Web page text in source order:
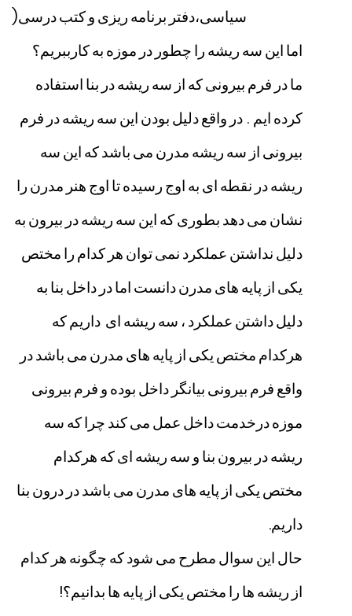
سیاسی،دفتر برنامهریزیوکتبدرسی)
امااینسهریشهراچطور در موزهبهکارببریم؟
مادر فرمبیرونیکهاز سهریشهدر بنااستفاده
کردهایم . در واقعدلیلبودناینسهریشهدر فرم
بیرونیاز سهریشهمدرنمیباشدکهاینسه
ریشهدر نقطهایبهاوجرسیدهتااوجهنر مدرنرا
نشانمیدهدبطوریکهاینسهریشهدر بیرونبه
دلیلنداشتنعملکردنمیتوانهر کدامرامختص
یکیاز پایههایمدرندانستامادر داخلبنابه
دلیلداشتنعملکرد، سهریشهای داریمکه
هرکداممختصیکیاز پایههایمدرنمیباشددر
واقعفرمبیرونیبیانگر داخلبودهوفرمبیرونی
موزهدرخدمتداخلعملمیکندچراکهسه
ریشهدر بیرونبناوسهریشهایکههرکدام
مختصیکیاز پایههایمدرنمیباشددر درونبنا
داریم.
حالاینسوالمطرحمیشودکهچگونههر کدام
از ریشههارامختصیکیاز پایههابدانیم؟!